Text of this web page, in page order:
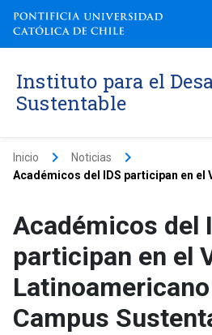
Instituto para el
Sustentable
Inicio keyboard_arrow_right Noticias keyboard_arrow_right
Académicos del IDS participan en el
Académicos del
participan en el
Campus